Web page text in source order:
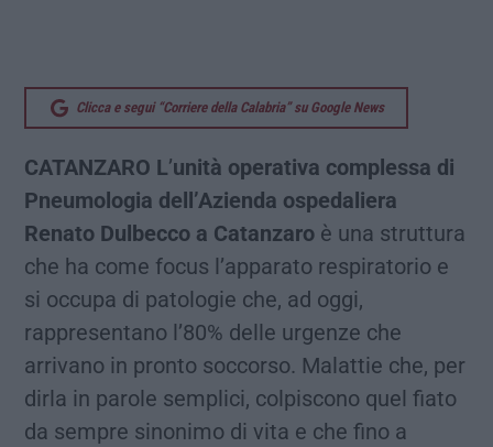
Clicca e segui “Corriere della Calabria” su Google News
CATANZARO L’unità operativa complessa di
Pneumologia dell’Azienda ospedaliera
Renato Dulbecco a Catanzaro è una struttura
che ha come focus l’apparato respiratorio e
si occupa di patologie che, ad oggi,
rappresentano l’80% delle urgenze che
arrivano in pronto soccorso. Malattie che, per
dirla in parole semplici, colpiscono quel fiato
da sempre sinonimo di vita e che fino a